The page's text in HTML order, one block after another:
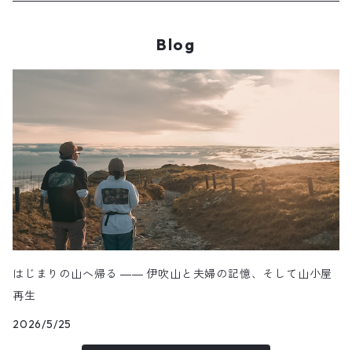
東海・北陸・近畿・中国・四国
九州
その他
Blog
はじまりの山へ帰る ―― 伊吹山と夫婦の記憶、そして山小屋
再生
2026/5/25